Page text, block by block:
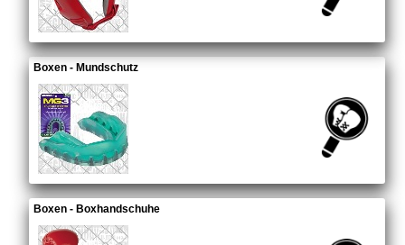
Boxen - Mundschutz
Boxen - Boxhandschuhe